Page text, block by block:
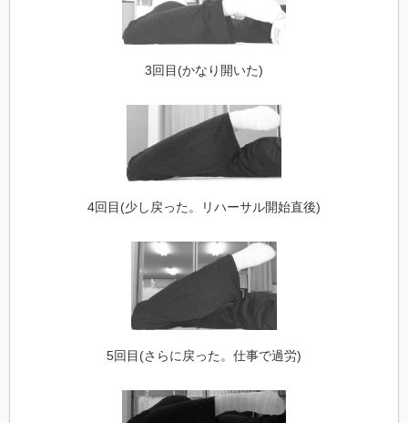
3回目(かなり開いた)
4回目(少し戻った。リハーサル開始直後)
5回目(さらに戻った。仕事で過労)